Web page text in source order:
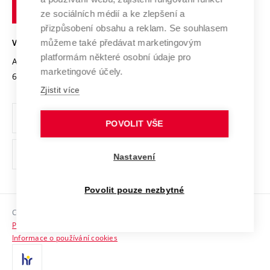
Open Science
Projekty
Projekty ze strukturálních fondů
Specifický výzkum
Mezinárodní dohody
Univerzitní sítě
Podnikavá univerzita / ContriBUTe
Bezpečná univerzita
Vyznamenání
Organizační struktura
Ochrana osobních údajů
odkaz)
Sociální bezpečí
HR Award
Kontakty
technické
Brně
VYSOKÉ UČENÍ TECHNICKÉ V BRNĚ
Antonínská 548/1
602 00 Brno
www.vut.cz
vut@vutbr.cz
Copyright © 2026 VUT
Prohlášení o přístupnosti
Informace o používání cookies
ze sociálních médií a ke zlepšení a
přizpůsobení obsahu a reklam. Se souhlasem
můžeme také předávat marketingovým
platformám některé osobní údaje pro
marketingové účely.
Zjistit více
POVOLIT VŠE
Nastavení
Povolit pouze nezbytné